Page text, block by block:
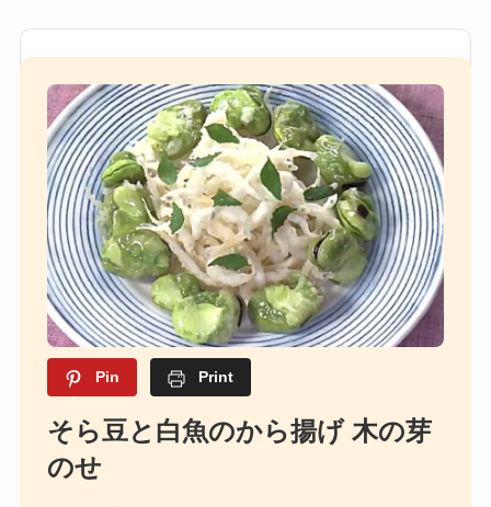
Pin Print
そら豆と白魚のから揚げ 木の芽
のせ